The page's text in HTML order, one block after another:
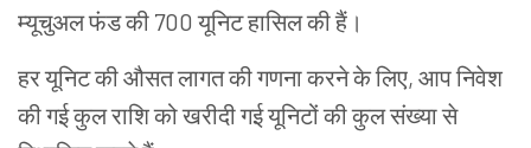
म्यूचुअल फंड की 700 यूनिट हासिल की हैं।
हर यूनिट की औसत लागत की गणना करने के लिए, आप निवेश
की गई कुल राशि को खरीदी गई यूनिटों की कुल संख्या से